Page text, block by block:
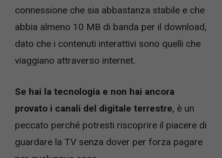
connessione che sia abbastanza stabile e che
abbia almeno 10 MB di banda per il download,
dato che i contenuti interattivi sono quelli che
viaggiano attraverso internet.
Se hai la tecnologia e non hai ancora
provato i canali del digitale terrestre, è un
peccato perché potresti riscoprire il piacere di
guardare la TV senza dover per forza pagare